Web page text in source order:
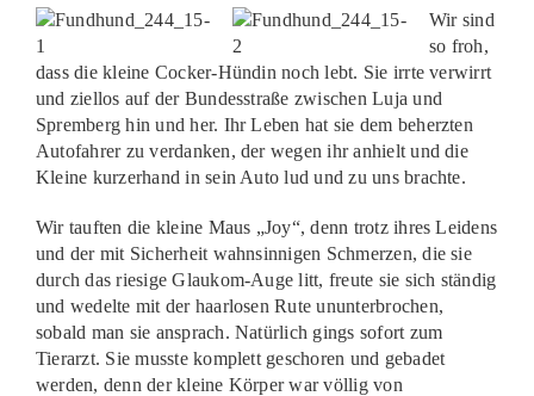
Wir sind
so froh,
dass die kleine Cocker-Hündin noch lebt. Sie irrte verwirrt
und ziellos auf der Bundesstraße zwischen Luja und
Spremberg hin und her. Ihr Leben hat sie dem beherzten
Autofahrer zu verdanken, der wegen ihr anhielt und die
Kleine kurzerhand in sein Auto lud und zu uns brachte.
Wir tauften die kleine Maus „Joy“, denn trotz ihres Leidens
und der mit Sicherheit wahnsinnigen Schmerzen, die sie
durch das riesige Glaukom-Auge litt, freute sie sich ständig
und wedelte mit der haarlosen Rute ununterbrochen,
sobald man sie ansprach. Natürlich gings sofort zum
Tierarzt. Sie musste komplett geschoren und gebadet
werden, denn der kleine Körper war völlig von